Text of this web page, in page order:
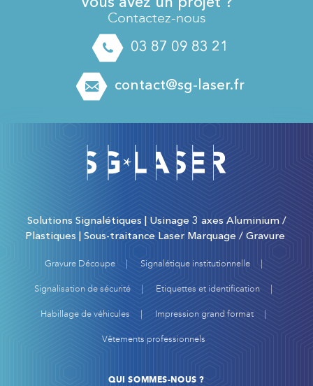
Contactez-nous
03 87 09 83 21
contact@sg-laser.fr
Solutions Signalétiques | Usinage 3 axes Aluminium /
Plastiques | Sous-traitance Laser Marquage / Gravure
Gravure Découpe Signalétique institutionnelle
Signalisation de sécurité Etiquettes et identification
Habillage de véhicules Impression grand format
Vêtements professionnels
QUI SOMMES-NOUS ?